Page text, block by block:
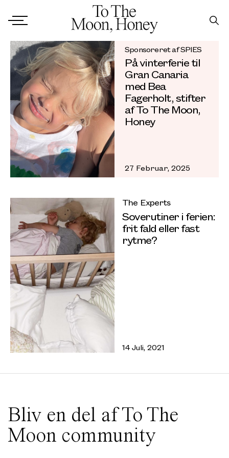
Sponsoreret af SPIES
På vinterferie til
Gran Canaria
med Bea
Fagerholt, stifter
af To The Moon,
Honey
27 Februar, 2025
The Experts
Soverutiner i ferien:
frit fald eller fast
rytme?
14 Juli, 2021
Bliv en del af To The
Moon community